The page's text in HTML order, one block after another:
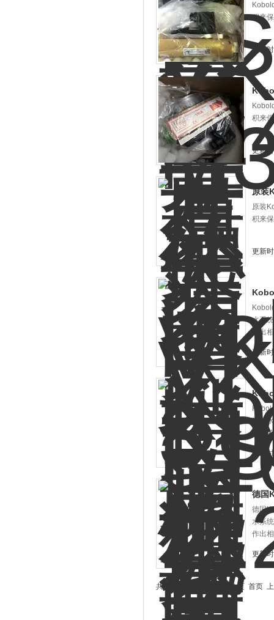
积来
更新
积来
更新
原装
原装
积来
更新
水系
作出
更新
统中
相应
更新
德国
德国
水系
作出
更新
共 25 条记录，当前 1 / 3 页 首页